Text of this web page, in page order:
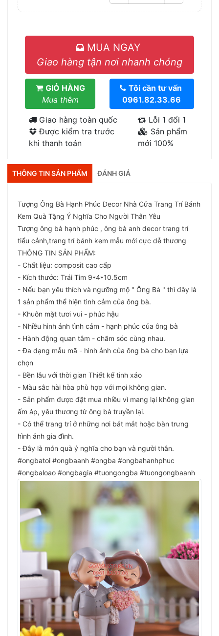
MUA NGAY
Giao hàng tận nơi nhanh chóng
GIỎ HÀNG
Mua thêm
Tôi cần tư vấn
0961.82.33.66
Giao hàng toàn quốc
Được kiểm tra trước
khi thanh toán
Lỗi 1 đổi 1
Sản phẩm
mới 100%
THÔNG TIN SẢN PHẨM ĐÁNH GIÁ
Tượng Ông Bà Hạnh Phúc Decor Nhà Cửa Trang Trí Bánh
Kem Quà Tặng Ý Nghĩa Cho Người Thân Yêu
Tượng ông bà hạnh phúc , ông bà anh decor trang trí
tiểu cảnh,trang trí bánh kem mẫu mới cực dễ thương
THÔNG TIN SẢN PHẨM:
- Chất liệu: composit cao cấp
- Kích thước: Trái Tim 9*4*10.5cm
- Nếu bạn yêu thích và ngưỡng mộ " Ông Bà " thì đây là
1 sản phẩm thể hiện tình cảm của ông bà.
- Khuôn mặt tươi vui - phúc hậu
- Nhiều hình ảnh tình cảm - hạnh phúc của ông bà
- Hành động quan tâm - chăm sóc cùng nhau.
- Đa dạng mẫu mã - hình ảnh của ông bà cho bạn lựa
chọn
- Bền lâu với thời gian Thiết kế tinh xảo
- Màu sắc hài hòa phù hợp với mọi không gian.
- Sản phẩm được đặt mua nhiều vì mang lại không gian
ấm áp, yêu thương từ ông bà truyền lại.
- Có thể trang trí ở những nơi bắt mắt hoặc bàn trưng
hình ảnh gia đình.
- Đây là món quà ý nghĩa cho bạn và người thân.
#ongbatoi #ongbaanh #ongba #ongbahanhphuc
#ongbaloao #ongbagia #tuongongba #tuongongbaanh